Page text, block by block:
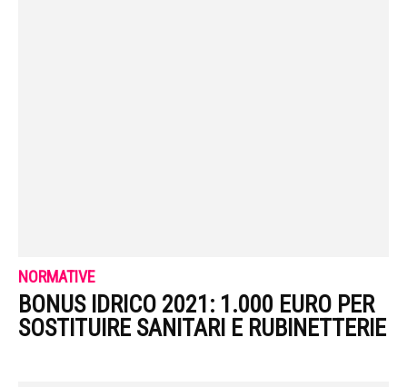
NORMATIVE
BONUS IDRICO 2021: 1.000 EURO PER
SOSTITUIRE SANITARI E RUBINETTERIE